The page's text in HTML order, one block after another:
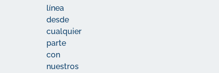
línea
desde
cualquier
parte
con
nuestros